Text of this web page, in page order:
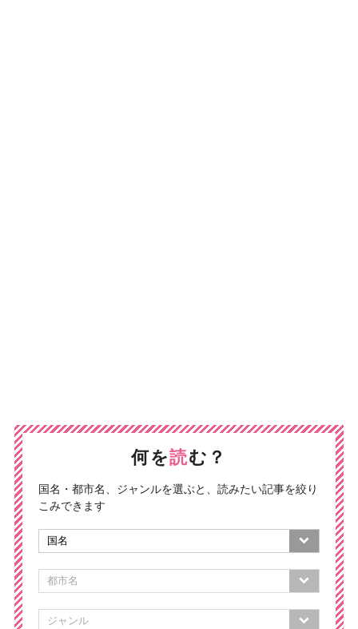
何を読む？
国名・都市名、ジャンルを選ぶと、読みたい記事を絞り
こみできます